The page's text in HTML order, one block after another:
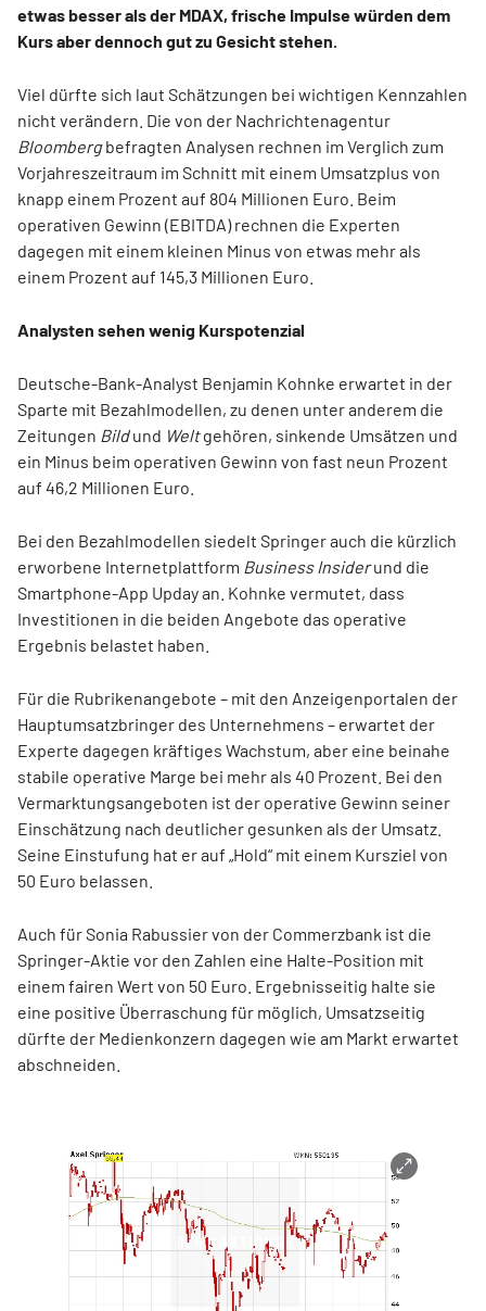
etwas besser als der MDAX, frische Impulse würden dem
Kurs aber dennoch gut zu Gesicht stehen.
Viel dürfte sich laut Schätzungen bei wichtigen Kennzahlen
nicht verändern. Die von der Nachrichtenagentur
Bloombergbefragten Analysen rechnen im Verglich zum
Vorjahreszeitraum im Schnitt mit einem Umsatzplus von
knapp einem Prozent auf 804 Millionen Euro. Beim
operativen Gewinn (EBITDA) rechnen die Experten
dagegen mit einem kleinen Minus von etwas mehr als
einem Prozent auf 145,3 Millionen Euro.
Analysten sehen wenig Kurspotenzial
Deutsche-Bank-Analyst Benjamin Kohnke erwartet in der
Sparte mit Bezahlmodellen, zu denen unter anderem die
Zeitungen Bildund Weltgehören, sinkende Umsätzen und
ein Minus beim operativen Gewinn von fast neun Prozent
auf 46,2 Millionen Euro.
Bei den Bezahlmodellen siedelt Springer auch die kürzlich
erworbene Internetplattform Business Insiderund die
Smartphone-App Upday an. Kohnke vermutet, dass
Investitionen in die beiden Angebote das operative
Ergebnis belastet haben.
Für die Rubrikenangebote – mit den Anzeigenportalen der
Hauptumsatzbringer des Unternehmens – erwartet der
Experte dagegen kräftiges Wachstum, aber eine beinahe
stabile operative Marge bei mehr als 40 Prozent. Bei den
Vermarktungsangeboten ist der operative Gewinn seiner
Einschätzung nach deutlicher gesunken als der Umsatz.
Seine Einstufung hat er auf „Hold“ mit einem Kursziel von
50 Euro belassen.
Auch für Sonia Rabussier von der Commerzbank ist die
Springer-Aktie vor den Zahlen eine Halte-Position mit
einem fairen Wert von 50 Euro. Ergebnisseitig halte sie
eine positive Überraschung für möglich, Umsatzseitig
dürfte der Medienkonzern dagegen wie am Markt erwartet
abschneiden.